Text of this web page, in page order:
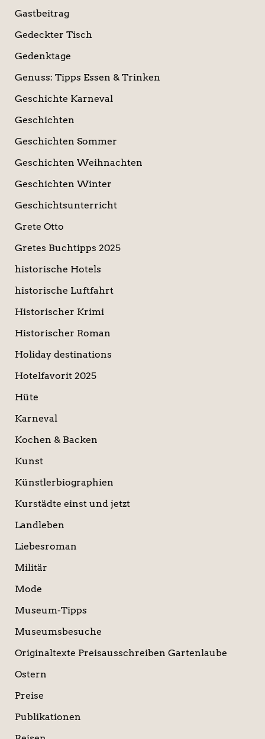
Gastbeitrag
Gedeckter Tisch
Gedenktage
Genuss: Tipps Essen & Trinken
Geschichte Karneval
Geschichten
Geschichten Sommer
Geschichten Weihnachten
Geschichten Winter
Geschichtsunterricht
Grete Otto
Gretes Buchtipps 2025
historische Hotels
historische Luftfahrt
Historischer Krimi
Historischer Roman
Holiday destinations
Hotelfavorit 2025
Hüte
Karneval
Kochen & Backen
Kunst
Künstlerbiographien
Kurstädte einst und jetzt
Landleben
Liebesroman
Militär
Mode
Museum-Tipps
Museumsbesuche
Originaltexte Preisausschreiben Gartenlaube
Ostern
Preise
Publikationen